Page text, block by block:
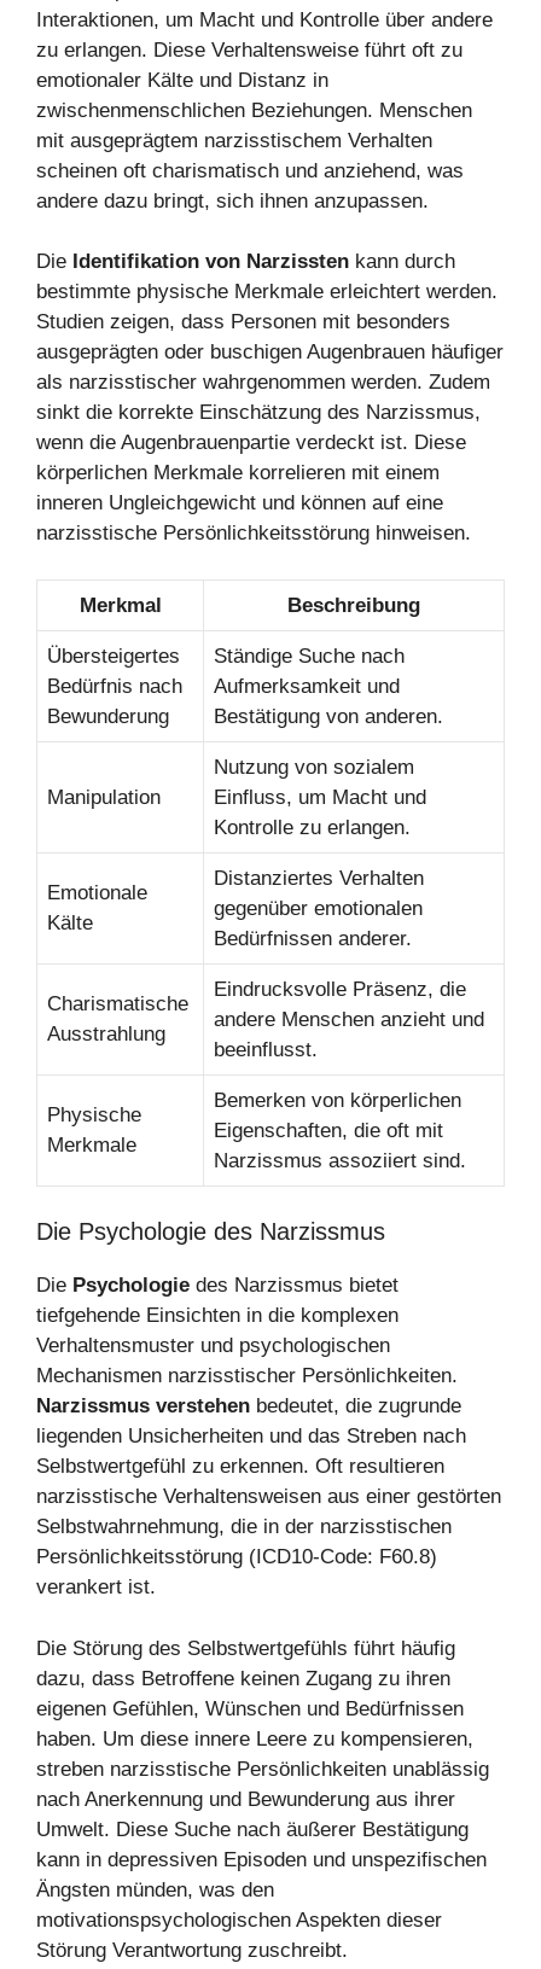
Interaktionen, um Macht und Kontrolle über andere
zu erlangen. Diese Verhaltensweise führt oft zu
emotionaler Kälte und Distanz in
zwischenmenschlichen Beziehungen. Menschen
mit ausgeprägtem narzisstischem Verhalten
scheinen oft charismatisch und anziehend, was
andere dazu bringt, sich ihnen anzupassen.
Die Identifikation von Narzissten kann durch
bestimmte physische Merkmale erleichtert werden.
Studien zeigen, dass Personen mit besonders
ausgeprägten oder buschigen Augenbrauen häufiger
als narzisstischer wahrgenommen werden. Zudem
sinkt die korrekte Einschätzung des Narzissmus,
wenn die Augenbrauenpartie verdeckt ist. Diese
körperlichen Merkmale korrelieren mit einem
inneren Ungleichgewicht und können auf eine
narzisstische Persönlichkeitsstörung hinweisen.
Merkmal Beschreibung
Übersteigertes
Bedürfnis nach
Bewunderung
Ständige Suche nach
Aufmerksamkeit und
Bestätigung von anderen.
Manipulation
Nutzung von sozialem
Einfluss, um Macht und
Kontrolle zu erlangen.
Emotionale
Kälte
Distanziertes Verhalten
gegenüber emotionalen
Bedürfnissen anderer.
Charismatische
Ausstrahlung
Eindrucksvolle Präsenz, die
andere Menschen anzieht und
beeinflusst.
Physische
Merkmale
Bemerken von körperlichen
Eigenschaften, die oft mit
Narzissmus assoziiert sind.
Die Psychologie des Narzissmus
Die Psychologie des Narzissmus bietet
tiefgehende Einsichten in die komplexen
Verhaltensmuster und psychologischen
Mechanismen narzisstischer Persönlichkeiten.
Narzissmus verstehen bedeutet, die zugrunde
liegenden Unsicherheiten und das Streben nach
Selbstwertgefühl zu erkennen. Oft resultieren
narzisstische Verhaltensweisen aus einer gestörten
Selbstwahrnehmung, die in der narzisstischen
Persönlichkeitsstörung (ICD10-Code: F60.8)
verankert ist.
Die Störung des Selbstwertgefühls führt häufig
dazu, dass Betroffene keinen Zugang zu ihren
eigenen Gefühlen, Wünschen und Bedürfnissen
haben. Um diese innere Leere zu kompensieren,
streben narzisstische Persönlichkeiten unablässig
nach Anerkennung und Bewunderung aus ihrer
Umwelt. Diese Suche nach äußerer Bestätigung
kann in depressiven Episoden und unspezifischen
Ängsten münden, was den
motivationspsychologischen Aspekten dieser
Störung Verantwortung zuschreibt.